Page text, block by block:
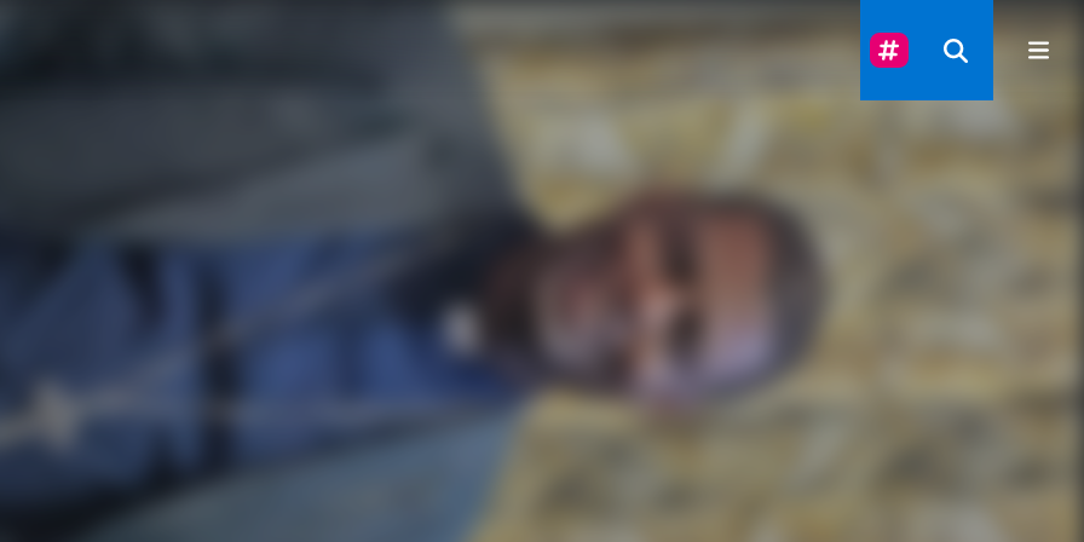
Suivez-Nous